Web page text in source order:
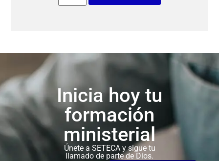
Inicia hoy tu
formación
ministerial
Únete a SETECA y sigue tu
llamado de parte de Dios.